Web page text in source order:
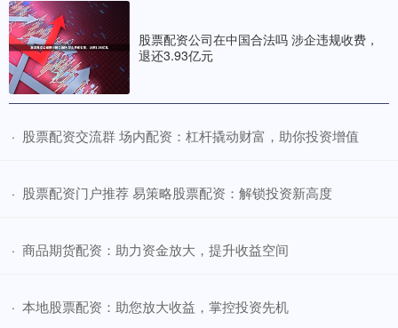
股票配资公司在中国合法吗 涉企违规收费，
退还3.93亿元
· ​股票配资交流群 场内配资：杠杆撬动财富，助你投资增值
· ​股票配资门户推荐 易策略股票配资：解锁投资新高度
· ​商品期货配资：助力资金放大，提升收益空间
· ​本地股票配资：助您放大收益，掌控投资先机